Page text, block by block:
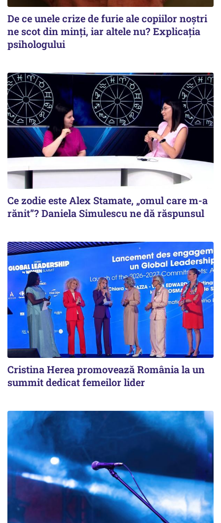
De ce unele crize de furie ale copiilor noștri
ne scot din minți, iar altele nu? Explicația
psihologului
Ce zodie este Alex Stamate, „omul care m-a
rănit”? Daniela Simulescu ne dă răspunsul
Cristina Herea promovează România la un
summit dedicat femeilor lider